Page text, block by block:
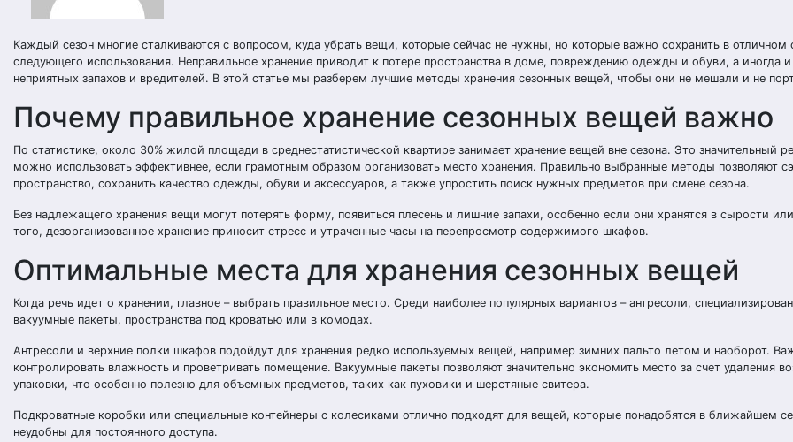
Каждый сезон многие сталкиваются с вопросом, куда убрать вещи, которые сейчас не нужны, но которые важно сохранить в отличном
следующего использования. Неправильное хранение приводит к потере пространства в доме, повреждению одежды и обуви, а иногда
неприятных запахов и вредителей. В этой статье мы разберем лучшие методы хранения сезонных вещей, чтобы они не мешали и не
Почему правильное хранение сезонных вещей важно
По статистике, около 30% жилой площади в среднестатистической квартире занимает хранение вещей вне сезона. Это значительный
можно использовать эффективнее, если грамотным образом организовать место хранения. Правильно выбранные методы позволяют
пространство, сохранить качество одежды, обуви и аксессуаров, а также упростить поиск нужных предметов при смене сезона.
Без надлежащего хранения вещи могут потерять форму, появиться плесень и лишние запахи, особенно если они хранятся в сырости
того, дезорганизованное хранение приносит стресс и утраченные часы на перепросмотр содержимого шкафов.
Оптимальные места для хранения сезонных вещей
Когда речь идет о хранении, главное – выбрать правильное место. Среди наиболее популярных вариантов – антресоли,
вакуумные пакеты, пространства под кроватью или в комодах.
Антресоли и верхние полки шкафов подойдут для хранения редко используемых вещей, например зимних пальто летом и наоборот.
контролировать влажность и проветривать помещение. Вакуумные пакеты позволяют значительно экономить место за счет удаления
упаковки, что особенно полезно для объемных предметов, таких как пуховики и шерстяные свитера.
Подкроватные коробки или специальные контейнеры с колесиками отлично подходят для вещей, которые понадобятся в ближайшем
неудобны для постоянного доступа.